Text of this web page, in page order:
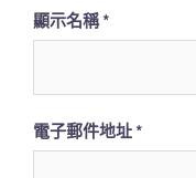
顯示名稱*
電子郵件地址 *